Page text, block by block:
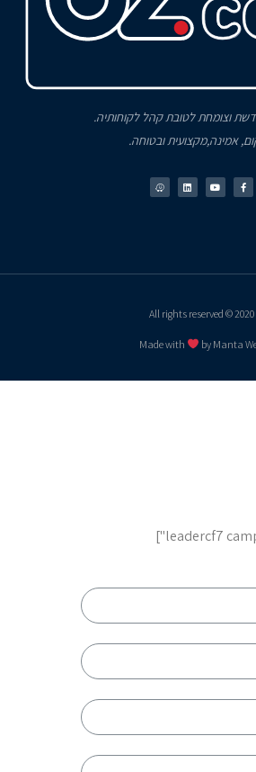
וצומחת לטובת קהל לקוחותיה.
אמינה,מקצועית ובטוחה.
2020 © All rights reserved
Made with by Manta